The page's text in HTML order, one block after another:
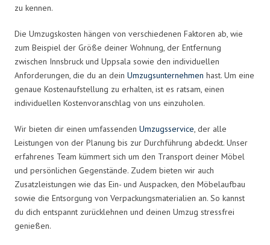
zu kennen.
Die Umzugskosten hängen von verschiedenen Faktoren ab, wie
zum Beispiel der Größe deiner Wohnung, der Entfernung
zwischen Innsbruck und Uppsala sowie den individuellen
Anforderungen, die du an dein Umzugsunternehmen hast. Um eine
genaue Kostenaufstellung zu erhalten, ist es ratsam, einen
individuellen Kostenvoranschlag von uns einzuholen.
Wir bieten dir einen umfassenden Umzugsservice, der alle
Leistungen von der Planung bis zur Durchführung abdeckt. Unser
erfahrenes Team kümmert sich um den Transport deiner Möbel
und persönlichen Gegenstände. Zudem bieten wir auch
Zusatzleistungen wie das Ein- und Auspacken, den Möbelaufbau
sowie die Entsorgung von Verpackungsmaterialien an. So kannst
du dich entspannt zurücklehnen und deinen Umzug stressfrei
genießen.